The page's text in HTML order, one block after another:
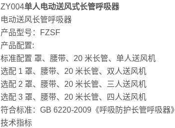
ZY004单人电动送风式长管呼吸器
电动送风长管呼吸器
产品型号：FZSF
产品配置:
标准配置 罩、腰带、20 米长管、单人送风机
选配 1 罩、腰带、20 米长管、双人送风机
选配 2 罩、腰带、20 米长管、三人送风机
选配 3 罩、腰带、20 米长管、四人送风机
符合标准：GB 6220-2009《呼吸防护长管呼吸器》
技术指标